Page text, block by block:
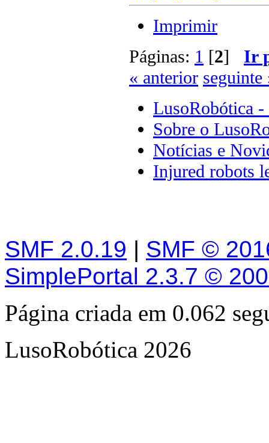
Imprimir
Páginas: 1 [2] Ir
« anterior seguinte
LusoRobótica -
Sobre o
Notícias e
Injured robots
SMF 2.0.19 | SMF ©
SimplePortal 2.3.7 ©
Página criada em 0.062
LusoRobótica 2026